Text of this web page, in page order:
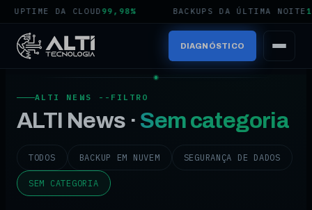
99,98% BACKUPS DA ÚLTIMA NOITE100%
DIAGNÓSTICO
ALTI NEWS --FILTRO
ALTI News · Sem categoria
TODOS BACKUP EM NUVEM SEGURANÇA DE DADOS
SEM CATEGORIA